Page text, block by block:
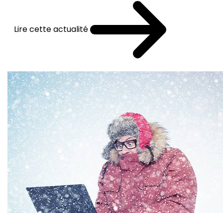
Lire cette actualité